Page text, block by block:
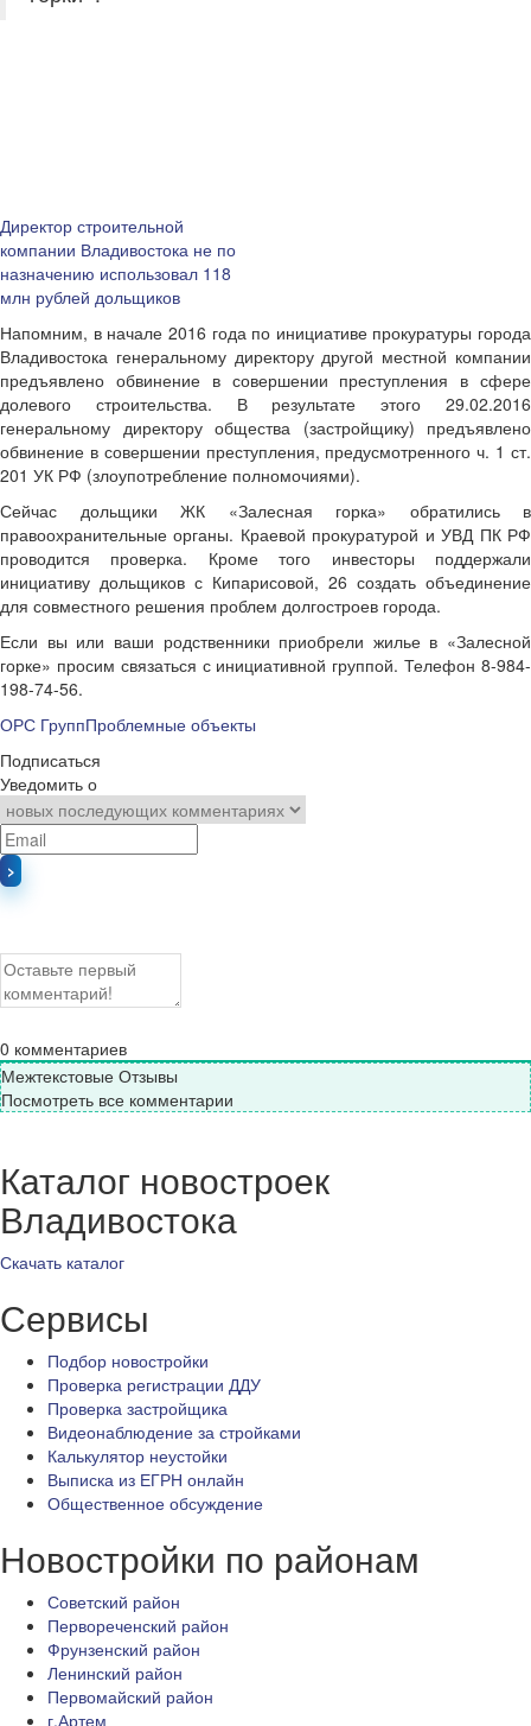
Директор строительной
компании Владивостока не по
назначению использовал 118
млн рублей дольщиков
Напомним, в начале 2016 года по инициативе прокуратуры города
Владивостока генеральному директору другой местной компании
предъявлено обвинение в совершении преступления в сфере
долевого строительства. В результате этого 29.02.2016
генеральному директору общества (застройщику) предъявлено
обвинение в совершении преступления, предусмотренного ч. 1 ст.
201 УК РФ (злоупотребление полномочиями).
Сейчас дольщики ЖК «Залесная горка» обратились в
правоохранительные органы. Краевой прокуратурой и УВД ПК РФ
проводится проверка. Кроме того инвесторы поддержали
инициативу дольщиков с Кипарисовой, 26 создать объединение
для совместного решения проблем долгостроев города.
Если вы или ваши родственники приобрели жилье в «Залесной
горке» просим связаться с инициативной группой. Телефон 8-984-
198-74-56.
ОРС ГруппПроблемные объекты
Подписаться
Уведомить о
0 комментариев
Межтекстовые Отзывы
Посмотреть все комментарии
Каталог новостроек
Владивостока
Скачать каталог
Сервисы
Подбор новостройки
Проверка регистрации ДДУ
Проверка застройщика
Видеонаблюдение за стройками
Калькулятор неустойки
Выписка из ЕГРН онлайн
Общественное обсуждение
Новостройки по районам
Советский район
Первореченский район
Фрунзенский район
Ленинский район
Первомайский район
г.Артем